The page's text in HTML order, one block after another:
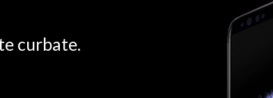
curbate.